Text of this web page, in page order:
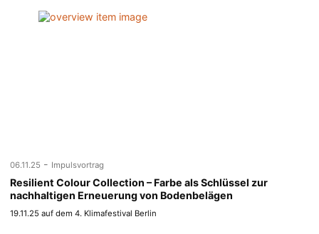
06.11.25 - Impulsvortrag
Resilient Colour Collection – Farbe als Schlüssel zur
nachhaltigen Erneuerung von Bodenbelägen
19.11.25 auf dem 4. Klimafestival Berlin